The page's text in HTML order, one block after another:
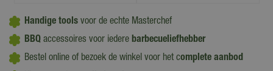
Handige tools voor de echte Masterchef
BBQ accessoires voor iedere barbecueliefhebber
Bestel online of bezoek de winkel voor het complete aanbod